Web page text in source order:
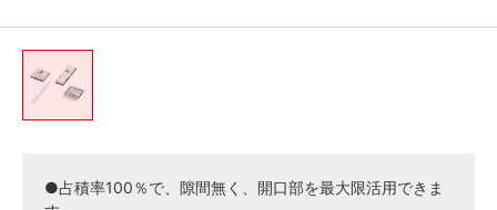
●占積率100％で、隙間無く、開口部を最大限活用できま